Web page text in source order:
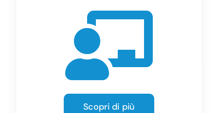
Scopri di più